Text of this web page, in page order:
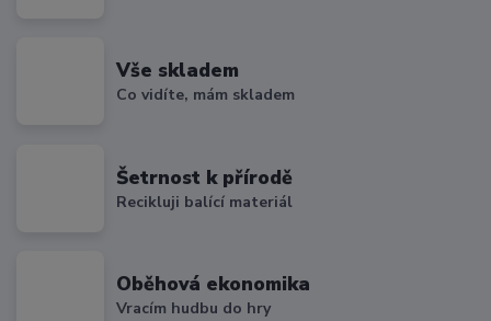
Vše skladem
Co vidíte, mám skladem
Šetrnost k přírodě
Recikluji balící materiál
Oběhová ekonomika
Vracím hudbu do hry